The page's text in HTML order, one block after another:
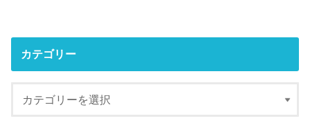
カテゴリー